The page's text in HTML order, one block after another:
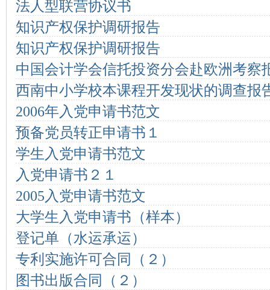
法人型联营协议书
知识产权保护调研报告
知识产权保护调研报告
中国会计学会信托投资分会赴欧洲考察
西南中小学校本课程开发现状的调查报
2006年入党申请书范文
预备党员转正申请书１
学生入党申请书范文
入党申请书２１
2005入党申请书范文
大学生入党申请书（样本）
登记单（水运承运）
专利实施许可合同（２）
图书出版合同（２）